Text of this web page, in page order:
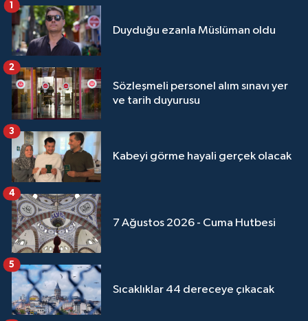
Duyduğu ezanla Müslüman oldu
1
Sözleşmeli personel alım sınavı yer
ve tarih duyurusu
2
Kabeyi görme hayali gerçek olacak
3
7 Ağustos 2026 - Cuma Hutbesi
4
Sıcaklıklar 44 dereceye çıkacak
5